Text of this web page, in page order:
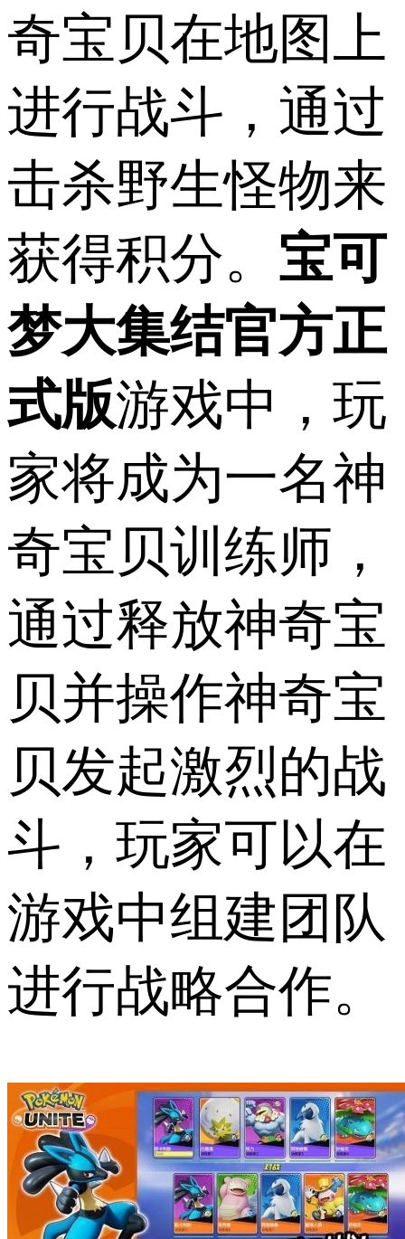
奇宝贝在地图上
进行战斗，通过
击杀野生怪物来
获得积分。 宝可
梦大集结官方正
式版游戏中，玩
家将成为一名神
奇宝贝训练师，
通过释放神奇宝
贝并操作神奇宝
贝发起激烈的战
斗，玩家可以在
游戏中组建团队
进行战略合作。